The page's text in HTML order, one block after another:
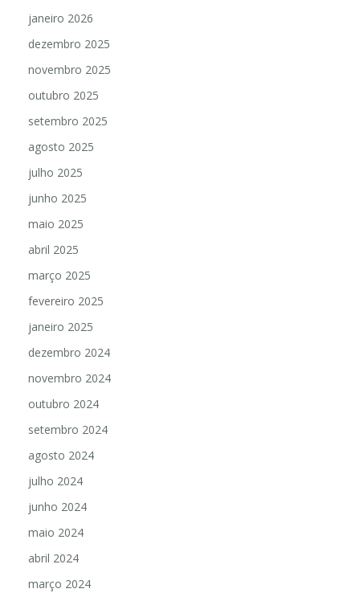
janeiro 2026
dezembro 2025
novembro 2025
outubro 2025
setembro 2025
agosto 2025
julho 2025
junho 2025
maio 2025
abril 2025
março 2025
fevereiro 2025
janeiro 2025
dezembro 2024
novembro 2024
outubro 2024
setembro 2024
agosto 2024
julho 2024
junho 2024
maio 2024
abril 2024
março 2024